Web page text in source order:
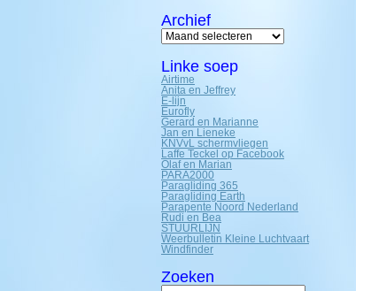
Archief
Archief
Linke soep
Airtime
Anita en Jeffrey
E-lijn
Eurofly
Gerard en Marianne
Jan en Lieneke
KNVvL schermvliegen
Laffe Teckel op Facebook
Olaf en Marian
PARA2000
Paragliding 365
Paragliding Earth
Parapente Noord Nederland
Rudi en Bea
STUURLIJN
Weerbulletin Kleine Luchtvaart
Windfinder
Zoeken